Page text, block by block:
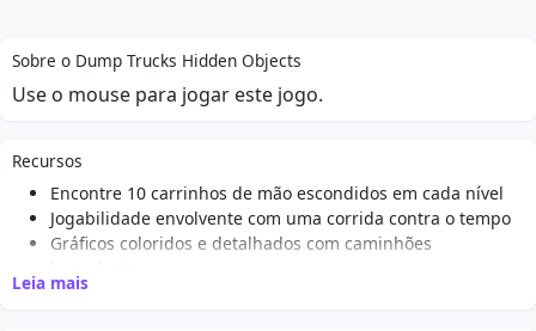
Sobre o Dump Trucks Hidden Objects
Use o mouse para jogar este jogo.
Recursos
Encontre 10 carrinhos de mão escondidos em cada nível
Jogabilidade envolvente com uma corrida contra o tempo
Gráficos coloridos e detalhados com caminhões
Controles amigáveis usando cliques do mouse
Leia mais